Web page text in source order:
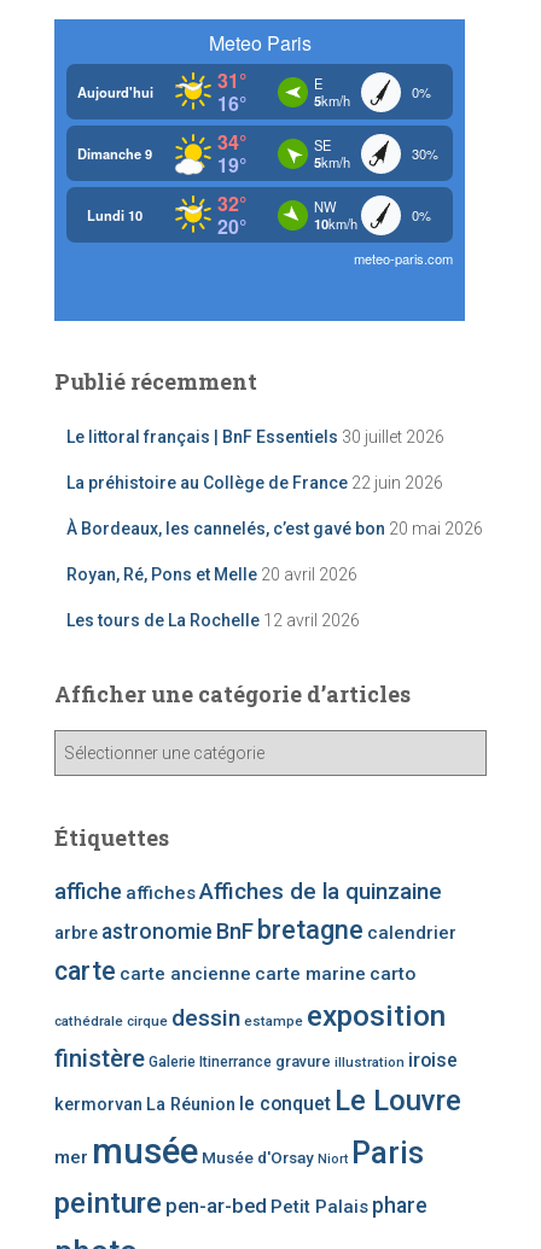
c
Publié récemment
Le littoral français | BnF Essentiels 30 juillet 2026
La préhistoire au Collège de France 22 juin 2026
À Bordeaux, les cannelés, c’est gavé bon 20 mai 2026
Royan, Ré, Pons et Melle 20 avril 2026
Les tours de La Rochelle 12 avril 2026
Afficher une catégorie d’articles
h
r
u
e
t
g
r
i
e
Étiquettes
affiche affichesAffiches de la quinzaine
arbre astronomie BnF bretagne calendrier
carte carte ancienne carte marine carto
cathédrale cirque dessin estampe exposition
finistère Galerie Itinerrance gravure illustration iroise
kermorvan La Réunion le conquet Le Louvre
mer musée Musée d'Orsay Niort Paris
peinture pen-ar-bed Petit Palais phare